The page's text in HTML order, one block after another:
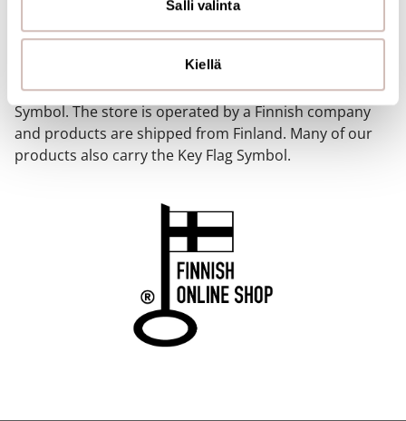
sivustoamme. Kumppanimme voivat yhdistää näitä
Salli valinta
Kiellä
FINNISH ONLINE SHOP
Our online store has been awarded the Key Flag
Symbol. The store is operated by a Finnish company
and products are shipped from Finland. Many of our
products also carry the Key Flag Symbol.